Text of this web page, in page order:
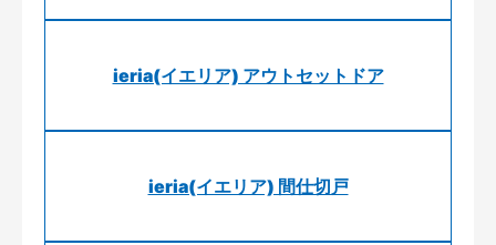
ieria(イエリア) アウトセットドア
ieria(イエリア) 間仕切戸